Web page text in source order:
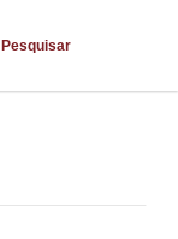
Pesquisar